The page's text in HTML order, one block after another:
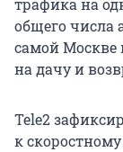
трафика на
общего числа
самой Москве
на дачу и
Tele2
к